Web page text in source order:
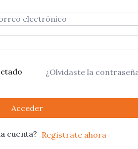
¿Olvidaste la
Acceder
cuenta? Regístrate ahora